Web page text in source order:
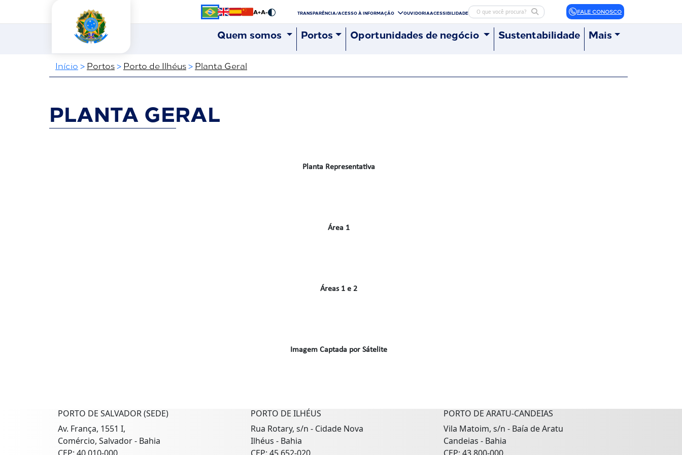
A+A- TRANSPARÊNCIA/ACESSO À INFORMAÇÃO OUVIDORIAACESSIBILIDADE FALE CONOSCO
Quem somos Portos Oportunidades de negócio Sustentabilidade Mais
Início > Portos> Porto de Ilhéus> Planta Geral
PLANTA GERAL
Planta Representativa
Área 1
Áreas 1 e 2
Imagem Captada por Sátelite
PORTO DE SALVADOR (SEDE)
Av. França, 1551 I,
Comércio, Salvador - Bahia
PORTO DE ILHÉUS
Rua Rotary, s/n - Cidade Nova
Ilhéus - Bahia
PORTO DE ARATU-CANDEIAS
Vila Matoim, s/n - Baía de Aratu
Candeias - Bahia